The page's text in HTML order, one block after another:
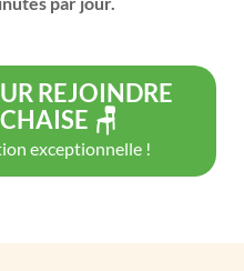
REJOINDRE
🪑
exceptionnelle !